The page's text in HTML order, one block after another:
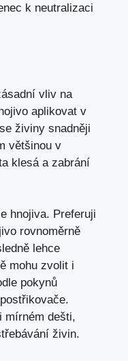
k neutralizaci
vliv na
aplikovat v
živiny snadněji
většinou v
klesá a zabrání
hnojiva. Preferuji
rovnoměrně
lehce
mohu zvolit i
pokynů
mírném dešti,
živin.